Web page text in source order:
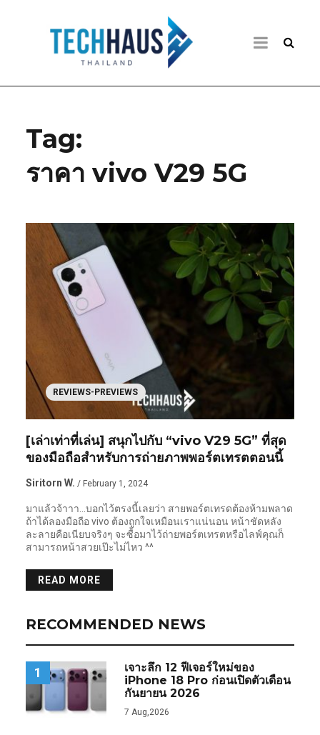
Tag:
ราคา vivo V29 5G
REVIEWS-PREVIEWS
[เล่าเท่าที่เล่น] สนุกไปกับ “vivo V29 5G” ที่สุด
ของมือถือสำหรับการถ่ายภาพพอร์ตเทรตตอนนี้
Siritorn W. / February 1, 2024
มาแล้วจ้าาา…บอกไว้ตรงนี้เลยว่า สายพอร์ตเทรดต้องห้ามพลาด
ถ้าได้ลองมือถือ vivo ต้องถูกใจเหมือนเราแน่นอน หน้าชัดหลัง
ละลายคือเนียบจริงๆ จะซื้อมาไว้ถ่ายพอร์ตเทรตหรือไลฟ์คุณก็
สามารถหน้าสวยเป๊ะไม่ไหว ^^
READ MORE
RECOMMENDED NEWS
1
เจาะลึก 12 ฟีเจอร์ใหม่ของ
iPhone 18 Pro ก่อนเปิดตัวเดือน
กันยายน 2026
7 Aug,2026